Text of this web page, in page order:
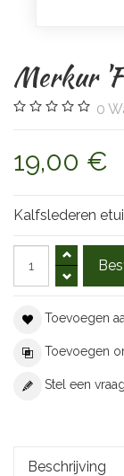
Merkur
0
19,00 €
Kalfslederen etui
Toevoegen
Toevoegen
Stel een
Beschrijving